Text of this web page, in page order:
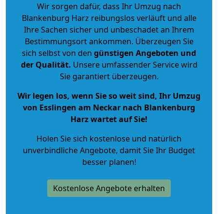
Wir sorgen dafür, dass Ihr Umzug nach
Blankenburg Harz reibungslos verläuft und alle
Ihre Sachen sicher und unbeschadet an Ihrem
Bestimmungsort ankommen. Überzeugen Sie
sich selbst von den günstigen Angeboten und
der Qualität. Unsere umfassender Service wird
Sie garantiert überzeugen.
Wir legen los, wenn Sie so weit sind, Ihr Umzug
von Esslingen am Neckar nach Blankenburg
Harz wartet auf Sie!
Holen Sie sich kostenlose und natürlich
unverbindliche Angebote, damit Sie Ihr Budget
besser planen!
Kostenlose Angebote erhalten